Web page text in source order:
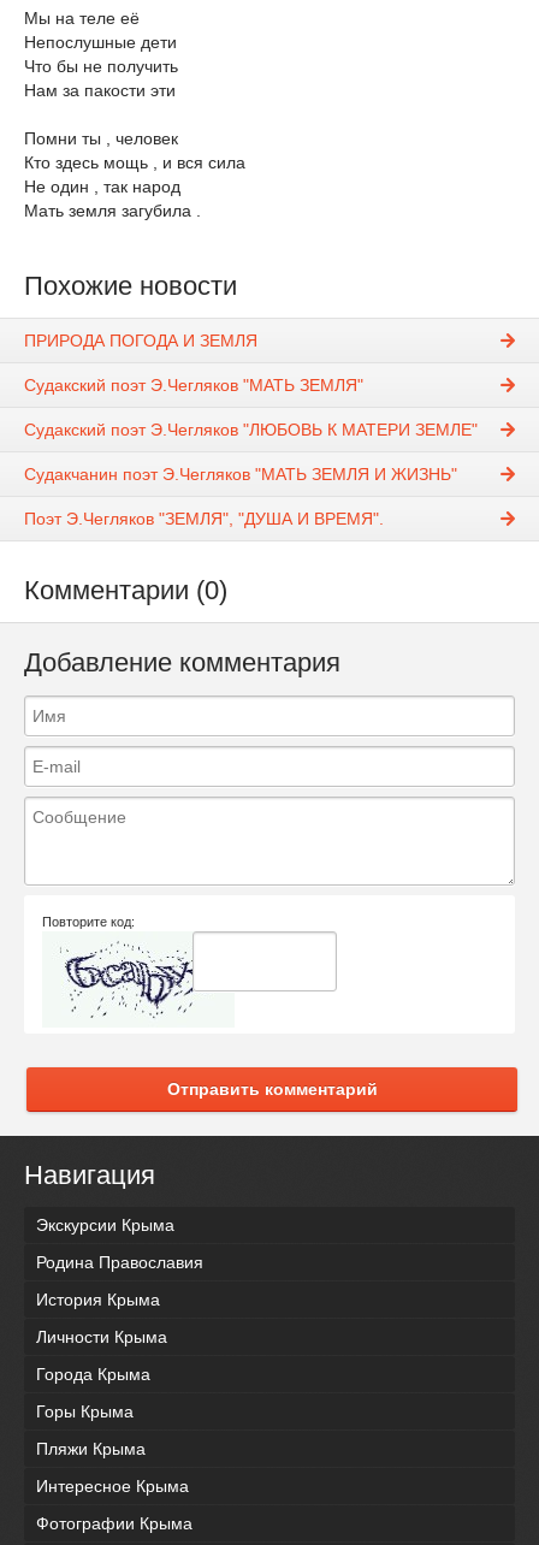
Мы на теле её
Непослушные дети
Что бы не получить
Нам за пакости эти
Помни ты , человек
Кто здесь мощь , и вся сила
Не один , так народ
Мать земля загубила .
Похожие новости
ПРИРОДА ПОГОДА И ЗЕМЛЯ
Судакский поэт Э.Чегляков "МАТЬ ЗЕМЛЯ"
Судакский поэт Э.Чегляков "ЛЮБОВЬ К МАТЕРИ ЗЕМЛЕ"
Судакчанин поэт Э.Чегляков "МАТЬ ЗЕМЛЯ И ЖИЗНЬ"
Поэт Э.Чегляков "ЗЕМЛЯ", "ДУША И ВРЕМЯ".
Комментарии (0)
Добавление комментария
Повторите код:
Отправить комментарий
Навигация
Экскурсии Крыма
Родина Православия
История Крыма
Личности Крыма
Города Крыма
Горы Крыма
Пляжи Крыма
Интересное Крыма
Фотографии Крыма